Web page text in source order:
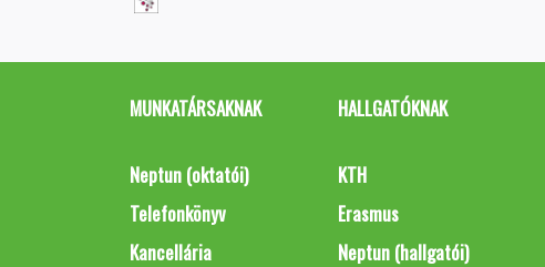
MUNKATÁRSAKNAK
Neptun (oktatói)
Telefonkönyv
Kancellária
HALLGATÓKNAK
KTH
Erasmus
Neptun (hallgatói)